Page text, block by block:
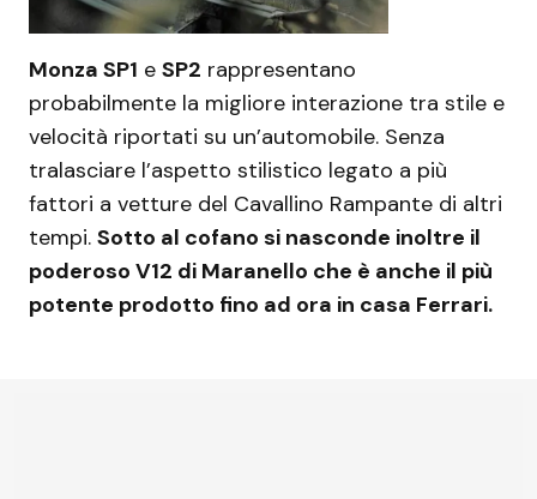
Monza SP1 e SP2 rappresentano
probabilmente la migliore interazione tra stile e
velocità riportati su un’automobile. Senza
tralasciare l’aspetto stilistico legato a più
fattori a vetture del Cavallino Rampante di altri
tempi. Sotto al cofano si nasconde inoltre il
poderoso V12 di Maranello che è anche il più
potente prodotto fino ad ora in casa Ferrari.